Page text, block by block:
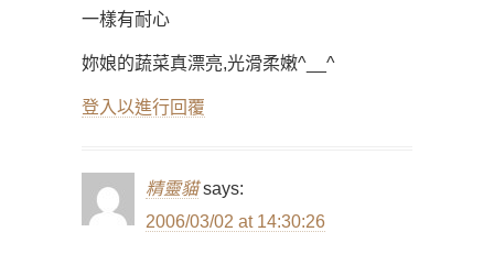
一樣有耐心
妳娘的蔬菜真漂亮,光滑柔嫩^__^
登入以進行回覆
精靈貓 says:
2006/03/02 at 14:30:26